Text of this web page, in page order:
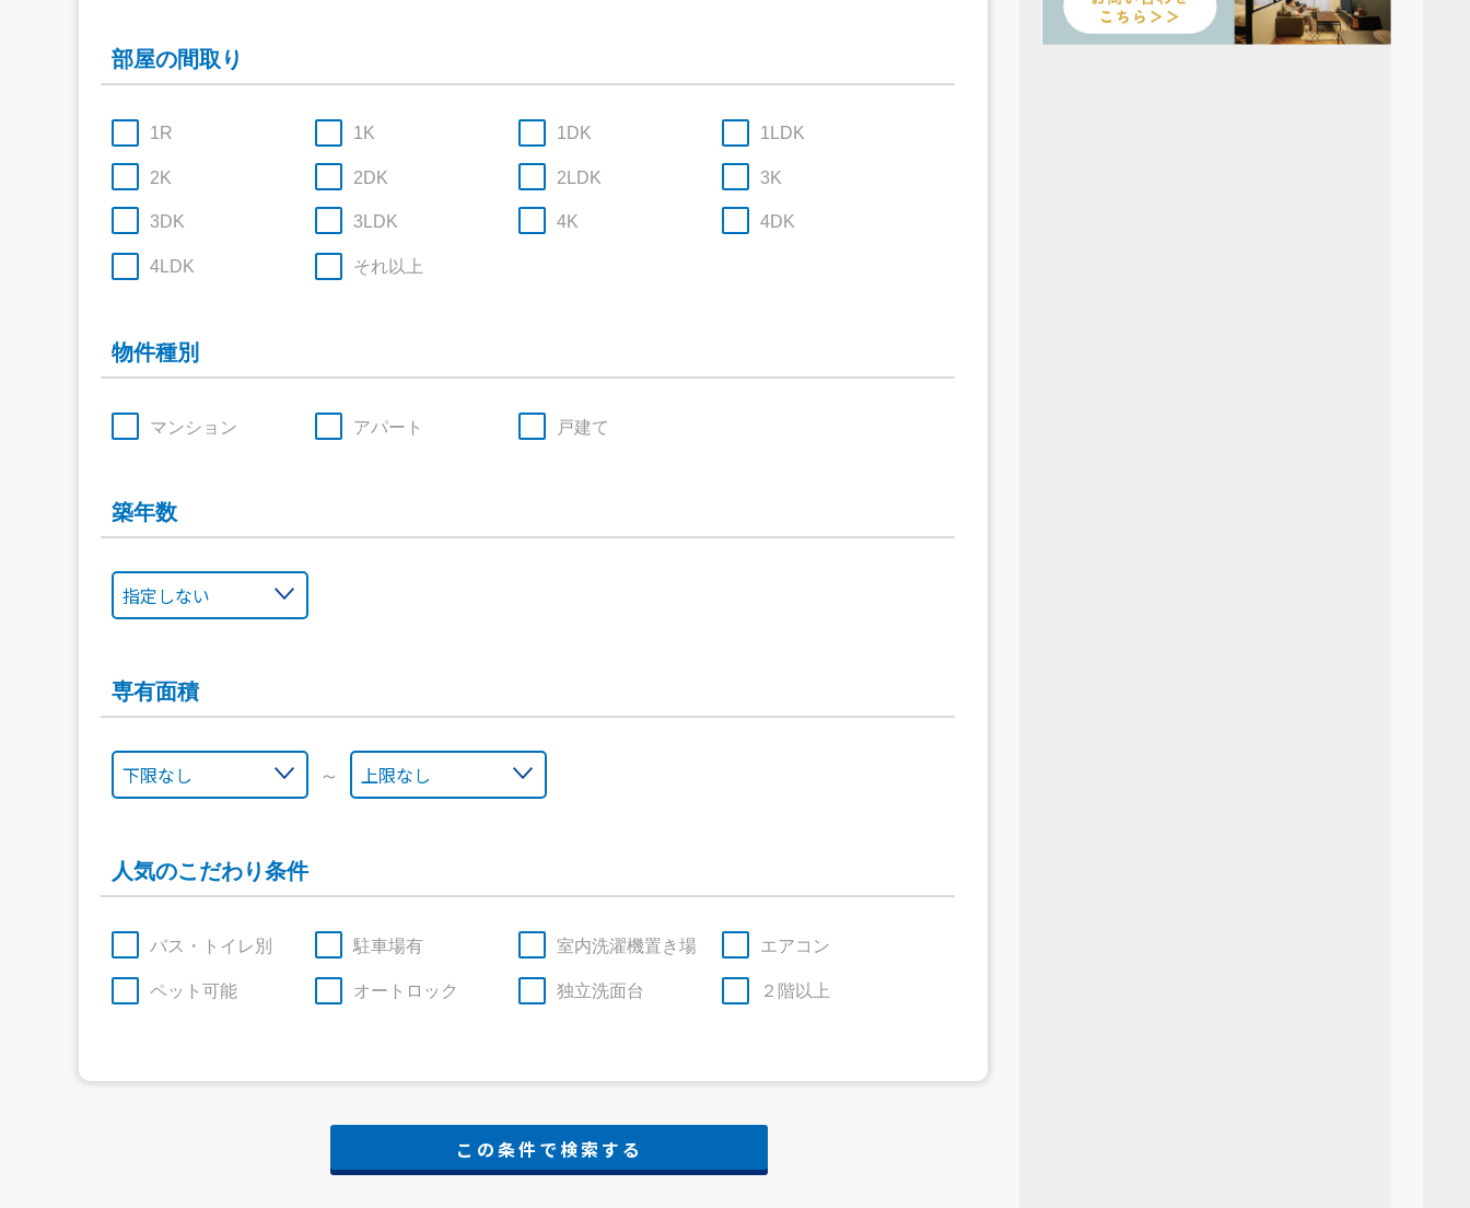
部屋の間取り
1R 1K 1DK 1LDK
2K 2DK 2LDK 3K
3DK 3LDK 4K 4DK
4LDK それ以上
物件種別
マンション アパート 戸建て
築年数
専有面積
～
人気のこだわり条件
バス・トイレ別 駐車場有 室内洗濯機置き場 エアコン
ペット可能 オートロック 独立洗面台 ２階以上